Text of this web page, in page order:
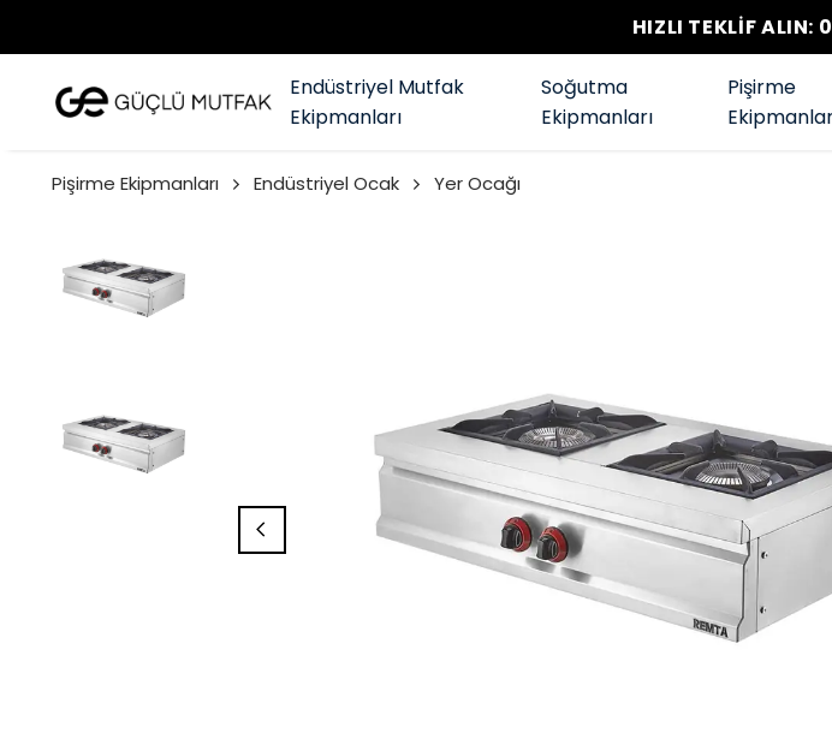
HIZLI TEKLİF ALIN:
Endüstriyel Mutfak
Ekipmanları
Soğutma
Ekipmanları
Pişirme
Pişirme Ekipmanları Endüstriyel Ocak Yer Ocağı